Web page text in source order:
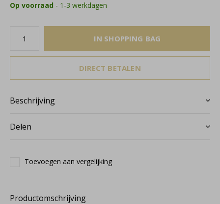
Op voorraad - 1-3 werkdagen
IN SHOPPING BAG
DIRECT BETALEN
Beschrijving
Delen
Toevoegen aan vergelijking
Productomschrijving